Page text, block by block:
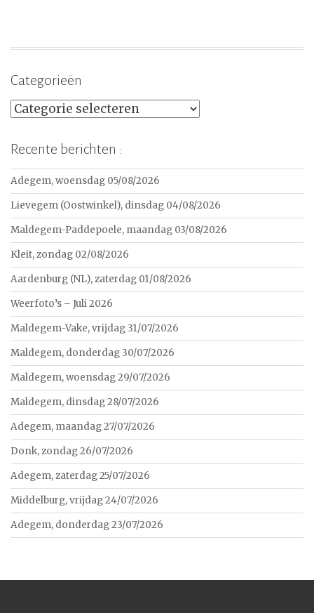
Categorieën
Categorieën
Recente berichten :
Adegem, woensdag 05/08/2026
Lievegem (Oostwinkel), dinsdag 04/08/2026
Maldegem-Paddepoele, maandag 03/08/2026
Kleit, zondag 02/08/2026
Aardenburg (NL), zaterdag 01/08/2026
Weerfoto’s – Juli 2026
Maldegem-Vake, vrijdag 31/07/2026
Maldegem, donderdag 30/07/2026
Maldegem, woensdag 29/07/2026
Maldegem, dinsdag 28/07/2026
Adegem, maandag 27/07/2026
Donk, zondag 26/07/2026
Adegem, zaterdag 25/07/2026
Middelburg, vrijdag 24/07/2026
Adegem, donderdag 23/07/2026